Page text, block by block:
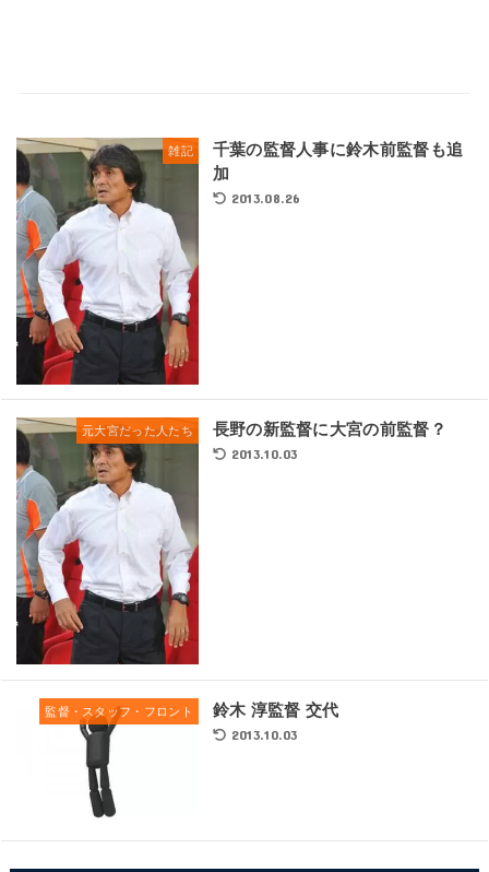
雑記
千葉の監督人事に鈴木前監督も追
加
2013.08.26
元大宮だった人たち 長野の新監督に大宮の前監督？
2013.10.03
監督・スタッフ・フロント 鈴木 淳監督 交代
2013.10.03